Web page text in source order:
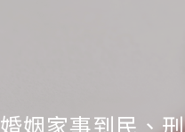
姻家事到民、